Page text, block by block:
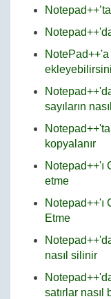
NotePad++'a
sayıların
kopyalanır
etme
Notepad++'ı
Etme
nasıl silinir
satırlar nasıl